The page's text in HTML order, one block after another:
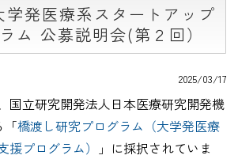
学発医療系スタートアップ
ム 公募説明会(第２回）
2025/03/17
国立研究開発法人日本医療研究開発機
「橋渡し研究プログラム（大学発医療
プログラム）
」に採択されていま